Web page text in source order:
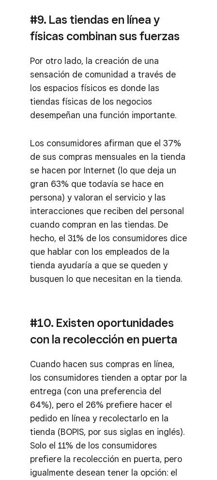
#9. Las tiendas en línea y
físicas combinan sus fuerzas
Por otro lado, la creación de una
sensación de comunidad a través de
los espacios físicos es donde las
tiendas físicas de los negocios
desempeñan una función importante.
Los consumidores afirman que el 37%
de sus compras mensuales en la tienda
se hacen por Internet (lo que deja un
gran 63% que todavía se hace en
persona) y valoran el servicio y las
interacciones que reciben del personal
cuando compran en las tiendas. De
hecho, el 31% de los consumidores dice
que hablar con los empleados de la
tienda ayudaría a que se queden y
busquen lo que necesitan en la tienda.
#10. Existen oportunidades
con la recolección en puerta
Cuando hacen sus compras en línea,
los consumidores tienden a optar por la
entrega (con una preferencia del
64%), pero el 26% prefiere hacer el
pedido en línea y recolectarlo en la
tienda (BOPIS, por sus siglas en inglés).
Solo el 11% de los consumidores
prefiere la recolección en puerta, pero
igualmente desean tener la opción: el